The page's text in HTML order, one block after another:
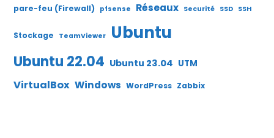
pare-feu (Firewall) pfsense Réseaux Securité SSD SSH
Stockage TeamViewer Ubuntu
Ubuntu 22.04 Ubuntu 23.04 UTM
VirtualBox Windows WordPress Zabbix